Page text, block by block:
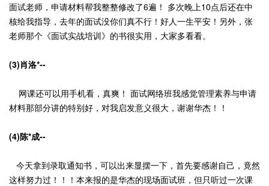
面试老师，申请材料帮我整整修改了6遍！ 多次晚上10点后还在中
核给我指导，去年的面试没你们真不行！好人一生平安！另外，张
老师那个《面试实战培训》的书很实用，大家多看看。
(3)肖洛*--
网课还可以用手机看，真爽！ 面试网络班我感觉管理素养与申请
材料那部分讲的特别好，对我启发意义很大，谢谢华杰！！
(4)陈*成--
今天拿到录取通知书，可以出来显摆一下，首先要感谢自己，竟然
这样努力过！！！本来报的是华杰的现场面试班，但只听过一次课